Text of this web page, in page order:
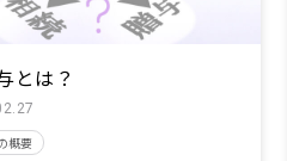
とは？
概要